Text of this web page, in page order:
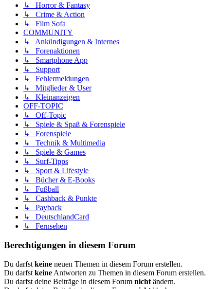
↳ Horror & Fantasy
↳ Crime & Action
↳ Film Sofa
COMMUNITY
↳ Ankündigungen & Internes
↳ Forenaktionen
↳ Smartphone App
↳ Support
↳ Fehlermeldungen
↳ Mitglieder & User
↳ Kleinanzeigen
OFF-TOPIC
↳ Off-Topic
↳ Spiele & Spaß & Forenspiele
↳ Forenspiele
↳ Technik & Multimedia
↳ Spiele & Games
↳ Surf-Tipps
↳ Sport & Lifestyle
↳ Bücher & E-Books
↳ Fußball
↳ Cashback & Punkte
↳ Payback
↳ DeutschlandCard
↳ Fernsehen
Berechtigungen in diesem Forum
Du darfst keine neuen Themen in diesem Forum erstellen.
Du darfst keine Antworten zu Themen in diesem Forum erstellen.
Du darfst deine Beiträge in diesem Forum nicht ändern.